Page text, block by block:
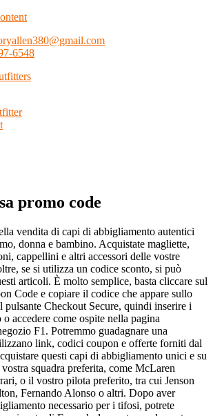
6548
promo code
vendita di capi di abbigliamento autentici
donna e bambino. Acquistate magliette,
cappellini e altri accessori delle vostre
se si utilizza un codice sconto, si può
articoli. È molto semplice, basta cliccare sul
Code e copiare il codice che appare sullo
pulsante Checkout Secure, quindi inserire i
accedere come ospite nella pagina
F1. Potremmo guadagnare una
link, codici coupon e offerte forniti dal
questi capi di abbigliamento unici e su
squadra preferita, come McLaren
o il vostro pilota preferito, tra cui Jenson
Fernando Alonso o altri. Dopo aver
necessario per i tifosi, potrete